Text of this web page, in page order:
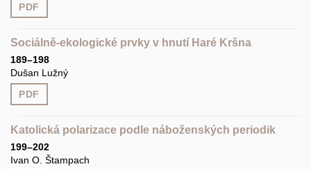
PDF
Sociálně-ekologické prvky v hnutí Haré Kršna
189–198
Dušan Lužný
PDF
Katolická polarizace podle náboženských periodik
199–202
Ivan O. Štampach